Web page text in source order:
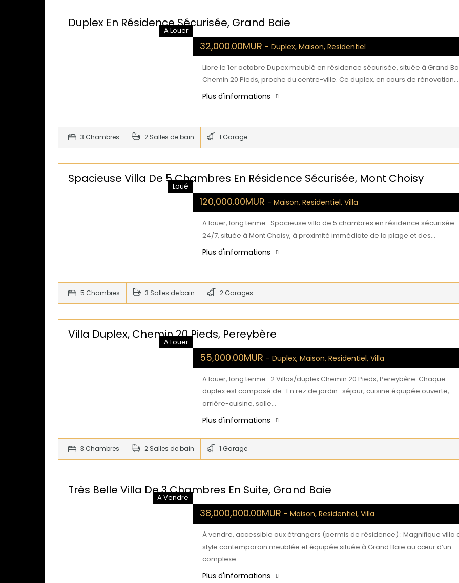
Duplex En Résidence Sécurisée, Grand Baie
A Louer
32,000.00MUR - Duplex, Maison, Residentiel
Libre le 1er octobre Dupex meublé en résidence sécurisée, située à Grand
Chemin 20 Pieds, proche du centre-ville. Ce duplex, en cours de rénovation…
Plus d'informations
3 Chambres 2 Salles de bain 1 Garage
Spacieuse Villa De 5 Chambres En Résidence Sécurisée, Mont Choisy
Loué
120,000.00MUR - Maison, Residentiel, Villa
A louer, long terme : Spacieuse villa de 5 chambres en résidence sécurisée
24/7, située à Mont Choisy, à proximité immédiate de la plage et des…
Plus d'informations
5 Chambres 3 Salles de bain 2 Garages
Villa Duplex, Chemin 20 Pieds, Pereybère
A Louer
55,000.00MUR - Duplex, Maison, Residentiel, Villa
A louer, long terme : 2 Villas/duplex Chemin 20 Pieds, Pereybère. Chaque
duplex est composé de : En rez de jardin : séjour, cuisine équipée ouverte,
arrière-cuisine, salle…
Plus d'informations
3 Chambres 2 Salles de bain 1 Garage
Très Belle Villa De 3 Chambres En Suite, Grand Baie
A Vendre
38,000,000.00MUR - Maison, Residentiel, Villa
À vendre, accessible aux étrangers (permis de résidence) : Magnifique villa
style contemporain meublée et équipée située à Grand Baie au cœur d’un
complexe…
Plus d'informations